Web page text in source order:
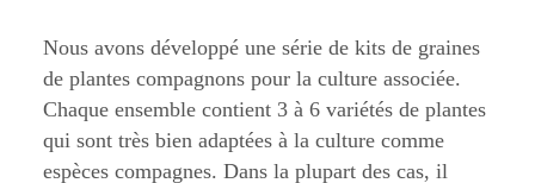
Nous avons développé une série de kits de graines
de plantes compagnons pour la culture associée.
Chaque ensemble contient 3 à 6 variétés de plantes
qui sont très bien adaptées à la culture comme
espèces compagnes. Dans la plupart des cas, il